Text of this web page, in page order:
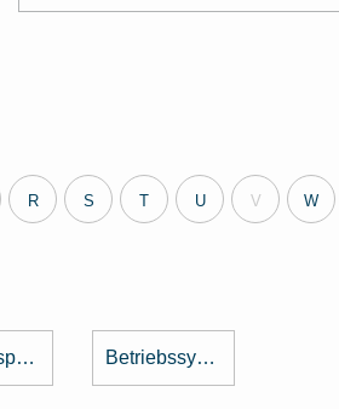
R S T U V W
Betriebsspannung Betriebssystem